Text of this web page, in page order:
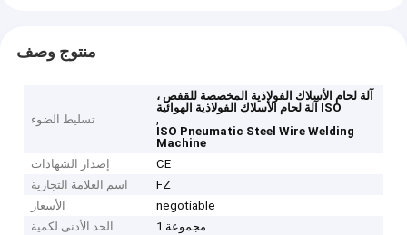
منتوج وصف
تسليط الضوء
آلة لحام الأسلاك الفولاذية المخصصة للقفص ،
آلة لحام الأسلاك الفولاذية الهوائية ISO
,
ISO Pneumatic Steel Wire Welding
Machine
إصدار الشهادات
CE
اسم العلامة التجارية
FZ
الأسعار
negotiable
الحد الأدنى لكمية
1 مجموعة